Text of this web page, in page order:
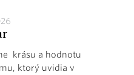
krásu a hodnotu
ktorý uvidia v